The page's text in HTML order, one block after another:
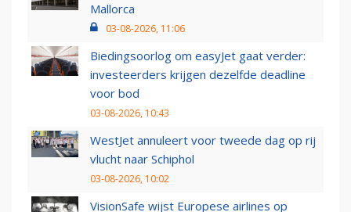
Mallorca
03-08-2026, 11:06
Biedingsoorlog om easyJet gaat verder:
investeerders krijgen dezelfde deadline
voor bod
03-08-2026, 10:43
WestJet annuleert voor tweede dag op rij
vlucht naar Schiphol
03-08-2026, 10:02
VisionSafe wijst Europese airlines op